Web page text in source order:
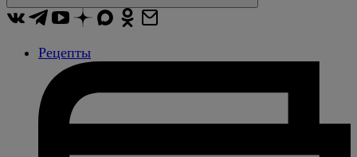
Рецепты